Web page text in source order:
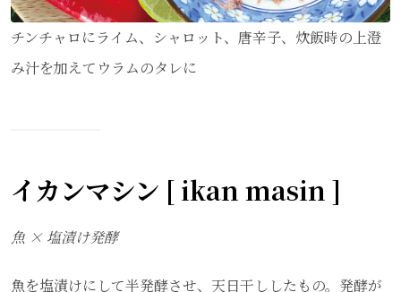
チンチャロにライム、シャロット、唐辛子、炊飯時の上澄
み汁を加えてウラムのタレに
イカンマシン [ ikan masin ]
魚 × 塩漬け発酵
魚を塩漬けにして半発酵させ、天日干ししたもの。発酵が